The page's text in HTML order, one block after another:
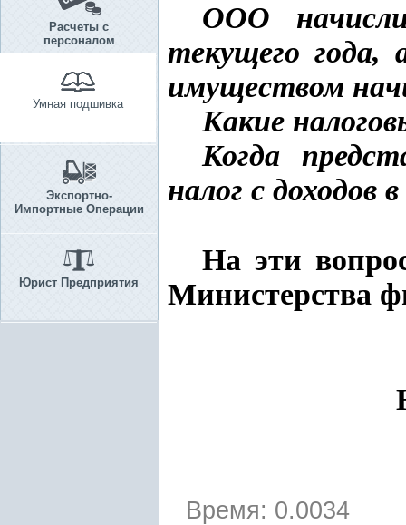
Расчеты с
персоналом
Умная подшивка
Экспортно-
Импортные Операции
Юрист Предприятия
ООО
текущего года,
имуществом
Какие
Когда
налог с доходов
На эти
Министерства
Время: 0.0034